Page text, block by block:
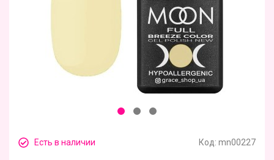
Есть в наличии Код: mn00227